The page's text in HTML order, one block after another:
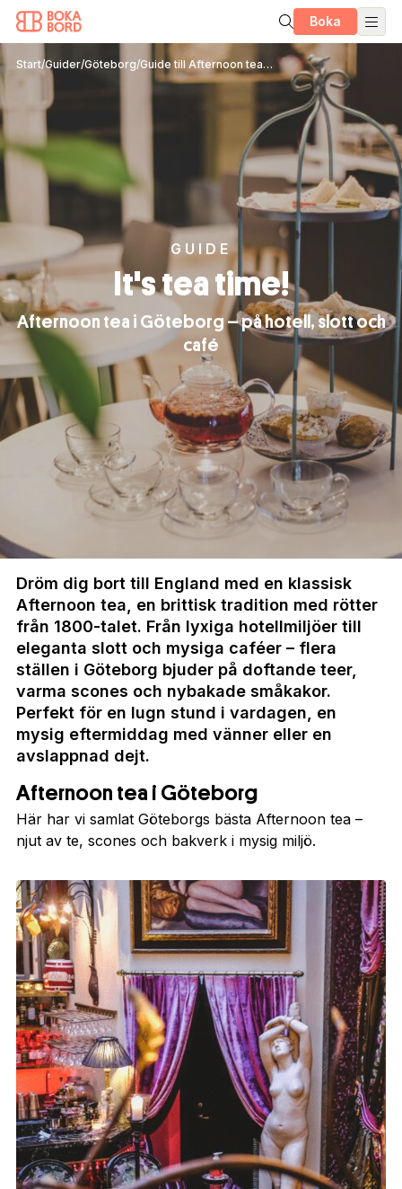
Boka
Start/Guider/Göteborg/ Guide till Afternoon tea i Göteborg
GUIDE
It's tea time!
Afternoon tea i Göteborg – på hotell, slott och
café
Dröm dig bort till England med en klassisk
Afternoon tea, en brittisk tradition med rötter
från 1800-talet. Från lyxiga hotellmiljöer till
eleganta slott och mysiga caféer – flera
ställen i Göteborg bjuder på doftande teer,
varma scones och nybakade småkakor.
Perfekt för en lugn stund i vardagen, en
mysig eftermiddag med vänner eller en
avslappnad dejt.
Afternoon tea i Göteborg
Här har vi samlat Göteborgs bästa Afternoon tea –
njut av te, scones och bakverk i mysig miljö.